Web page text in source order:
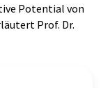
Potential von
Prof. Dr.